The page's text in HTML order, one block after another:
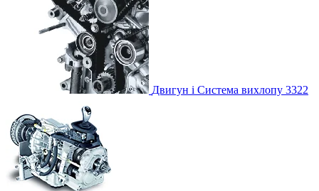
Двигун і Система вихлопу 3322